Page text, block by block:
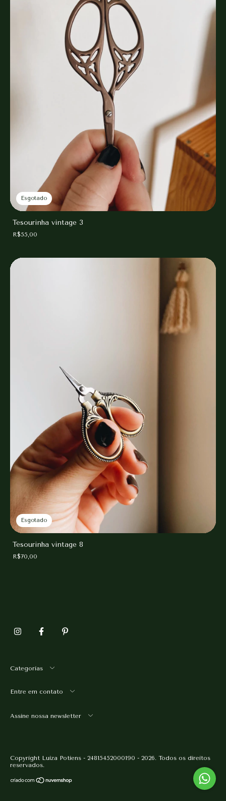
Esgotado
Tesourinha vintage 3
R$55,00
Esgotado
Tesourinha vintage 8
R$70,00
Categorias
Entre em contato
Assine nossa newsletter
Copyright Luiza Potiens - 24815452000190 - 2026. Todos os direitos
reservados.